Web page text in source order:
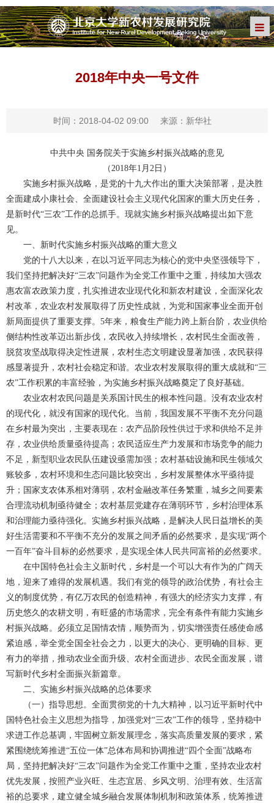
2018年中央一号文件
时间：2018-04-02 09:00 来源：新华社
中共中央 国务院关于实施乡村振兴战略的意见
（2018年1月2日）
实施乡村振兴战略，是党的十九大作出的重大决策部署，是决胜
全面建成小康社会、全面建设社会主义现代化国家的重大历史任务，
是新时代“三农”工作的总抓手。现就实施乡村振兴战略提出如下意
见。
一、新时代实施乡村振兴战略的重大意义
党的十八大以来，在以习近平同志为核心的党中央坚强领导下，
我们坚持把解决好“三农”问题作为全党工作重中之重，持续加大强农
惠农富农政策力度，扎实推进农业现代化和新农村建设，全面深化农
村改革，农业农村发展取得了历史性成就，为党和国家事业全面开创
新局面提供了重要支撑。5年来，粮食生产能力跨上新台阶，农业供给
侧结构性改革迈出新步伐，农民收入持续增长，农村民生全面改善，
脱贫攻坚战取得决定性进展，农村生态文明建设显著加强，农民获得
感显著提升，农村社会稳定和谐。农业农村发展取得的重大成就和“三
农”工作积累的丰富经验，为实施乡村振兴战略奠定了良好基础。
农业农村农民问题是关系国计民生的根本性问题。没有农业农村
的现代化，就没有国家的现代化。当前，我国发展不平衡不充分问题
在乡村最为突出，主要表现在：农产品阶段性供过于求和供给不足并
存，农业供给质量亟待提高；农民适应生产力发展和市场竞争的能力
不足，新型职业农民队伍建设亟需加强；农村基础设施和民生领域欠
账较多，农村环境和生态问题比较突出，乡村发展整体水平亟待提
升；国家支农体系相对薄弱，农村金融改革任务繁重，城乡之间要素
合理流动机制亟待健全；农村基层党建存在薄弱环节，乡村治理体系
和治理能力亟待强化。实施乡村振兴战略，是解决人民日益增长的美
好生活需要和不平衡不充分的发展之间矛盾的必然要求，是实现“两个
一百年”奋斗目标的必然要求，是实现全体人民共同富裕的必然要求。
在中国特色社会主义新时代，乡村是一个可以大有作为的广阔天
地，迎来了难得的发展机遇。我们有党的领导的政治优势，有社会主
义的制度优势，有亿万农民的创造精神，有强大的经济实力支撑，有
历史悠久的农耕文明，有旺盛的市场需求，完全有条件有能力实施乡
村振兴战略。必须立足国情农情，顺势而为，切实增强责任感使命感
紧迫感，举全党全国全社会之力，以更大的决心、更明确的目标、更
有力的举措，推动农业全面升级、农村全面进步、农民全面发展，谱
写新时代乡村全面振兴新篇章。
二、实施乡村振兴战略的总体要求
（一）指导思想。全面贯彻党的十九大精神，以习近平新时代中
国特色社会主义思想为指导，加强党对“三农”工作的领导，坚持稳中
求进工作总基调，牢固树立新发展理念，落实高质量发展的要求，紧
紧围绕统筹推进“五位一体”总体布局和协调推进“四个全面”战略布
局，坚持把解决好“三农”问题作为全党工作重中之重，坚持农业农村
优先发展，按照产业兴旺、生态宜居、乡风文明、治理有效、生活富
裕的总要求，建立健全城乡融合发展体制机制和政策体系，统筹推进